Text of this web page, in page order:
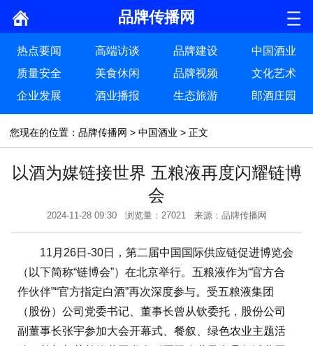
品牌传播网
热点要闻 高端访谈 品牌建设
中国酒业
质量安全
美食休闲 品牌视频
文化艺术
企业发展
酒业播报 生态旅游 郎酒庄园
您现在的位置： 品牌传播网 > 中国酒业 > 正文
以酒为媒链接世界 五粮液再度闪耀链博
会
2024-11-28 09:30 浏览量：27021 来源：品牌传播网
11月26日-30日，第二届中国国际供应链促进博览会
（以下简称“链博会”）在北京举行。五粮液作为“官方合
作伙伴”“官方指定白酒”再次深度参与。受五粮液集团
（股份）公司党委书记、董事长曾从钦委托，股份公司
副董事长张宇参加大会开幕式、餐叙、绿色农业主题活